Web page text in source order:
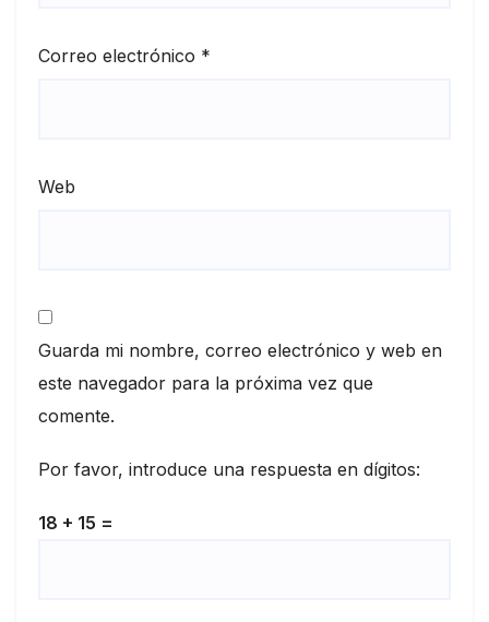
Correo electrónico *
Web
Guarda mi nombre, correo electrónico y web en
este navegador para la próxima vez que
comente.
Por favor, introduce una respuesta en dígitos:
18 + 15 =